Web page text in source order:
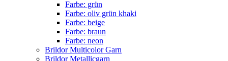
Farbe: grün
Farbe: oliv grün khaki
Farbe: beige
Farbe: braun
Farbe: neon
Brildor Multicolor Garn
Brildor Metallicgarn